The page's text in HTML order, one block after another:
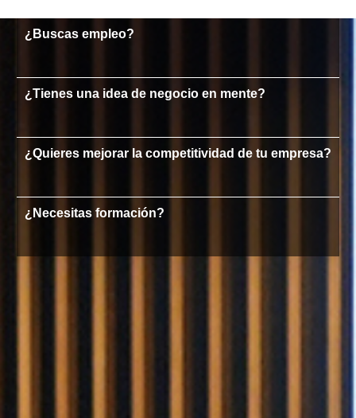
¿Buscas empleo?
¿Tienes una idea de negocio en mente?
¿Quieres mejorar la competitividad de tu empresa?
¿Necesitas formación?